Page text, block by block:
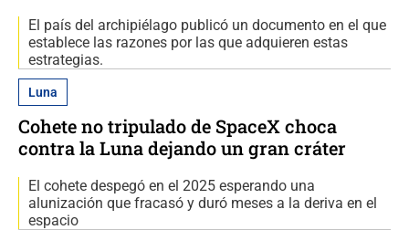
El país del archipiélago publicó un documento en el que
establece las razones por las que adquieren estas
estrategias.
Luna
Cohete no tripulado de SpaceX choca
contra la Luna dejando un gran cráter
El cohete despegó en el 2025 esperando una
alunización que fracasó y duró meses a la deriva en el
espacio